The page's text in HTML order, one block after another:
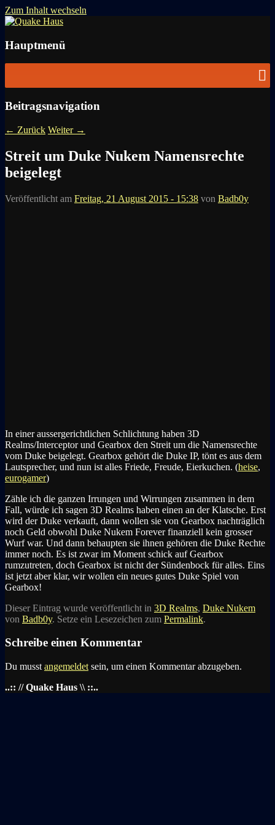
Zum Inhalt wechseln
Quake Haus
Hauptmenü
Beitragsnavigation
← Zurück Weiter →
Streit um Duke Nukem Namensrechte
beigelegt
Veröffentlicht am Freitag, 21 August 2015 - 15:38 von Badb0y
In einer aussergerichtlichen Schlichtung haben 3D
Realms/Interceptor und Gearbox den Streit um die Namensrechte
vom Duke beigelegt. Gearbox gehört die Duke IP, tönt es aus dem
Lautsprecher, und nun ist alles Friede, Freude, Eierkuchen. (heise,
eurogamer)
Zähle ich die ganzen Irrungen und Wirrungen zusammen in dem
Fall, würde ich sagen 3D Realms haben einen an der Klatsche. Erst
wird der Duke verkauft, dann wollen sie von Gearbox nachträglich
noch Geld obwohl Duke Nukem Forever finanziell kein grosser
Wurf war. Und dann behaupten sie ihnen gehören die Duke Rechte
immer noch. Es ist zwar im Moment schick auf Gearbox
rumzutreten, doch Gearbox ist nicht der Sündenbock für alles. Eins
ist jetzt aber klar, wir wollen ein neues gutes Duke Spiel von
Gearbox!
Dieser Eintrag wurde veröffentlicht in 3D Realms, Duke Nukem
von Badb0y. Setze ein Lesezeichen zum Permalink.
Schreibe einen Kommentar
Du musst angemeldet sein, um einen Kommentar abzugeben.
..:: // Quake Haus \\ ::..